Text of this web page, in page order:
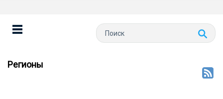
Регионы